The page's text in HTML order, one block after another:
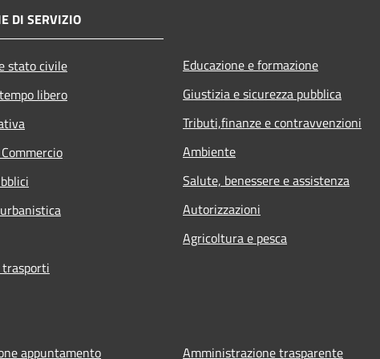
DI SERVIZIO
stato civile
libero
Educazione e formazione
Giustizia e sicurezza pubblica
Tributi,finanze e contravvenzioni
Ambiente
Salute, benessere e assistenza
Autorizzazioni
Agricoltura e pesca
appuntamento Amministrazione trasparente